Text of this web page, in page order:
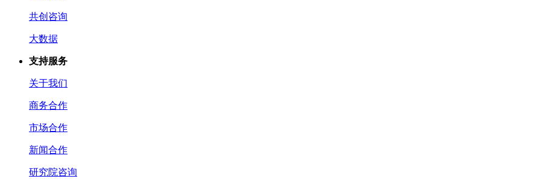
共创咨询
大数据
支持服务
关于我们
商务合作
市场合作
新闻合作
研究院咨询